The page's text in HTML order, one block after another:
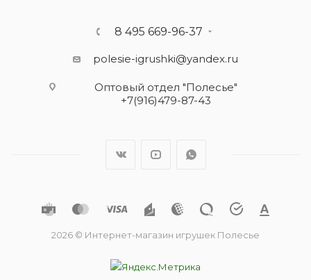
8 495 669-96-37
polesie-igrushki@yandex.ru
Оптовый отдел "Полесье"
+7(916)479-87-43
2026 © Интернет-магазин игрушек Полесье